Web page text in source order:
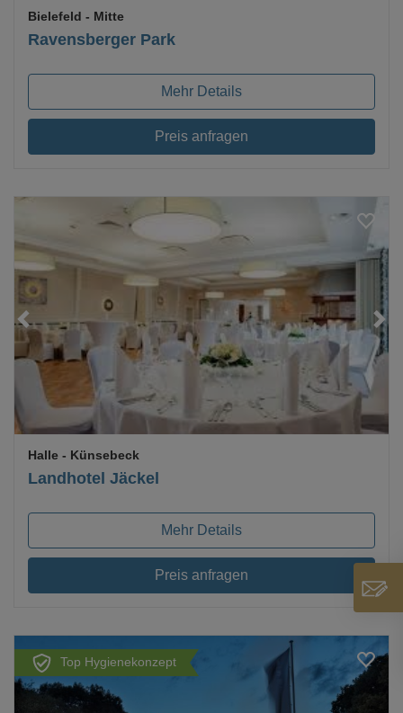
Ravensberger Park
Bielefeld - Mitte
Mehr Details
Preis anfragen
Loading...
Landhotel Jäckel
Halle - Künsebeck
Mehr Details
Preis anfragen
Top Hygienekonzept